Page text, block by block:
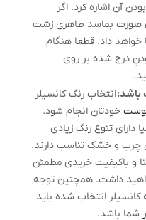
آن اشاره کرد. اگر
صورت بماسد ظاهری زشت
داد. قطعا هنگام
درج شده بر روی
باشد:انتخاب رنگ کانسیلر
خودتان انجام شود.
دارای تنوع رنگ زیادی
چرب و خشک تناسب دارند.
و باکیفیت خریدی مطمئن
داشت. همچنین توجه
انتخاب شده باید
شما باشد.